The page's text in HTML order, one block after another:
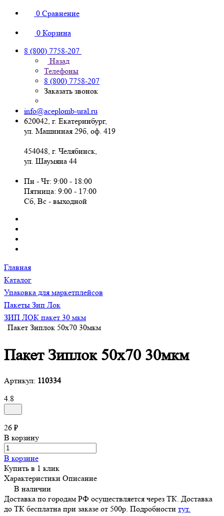
0 Сравнение
0 Корзина
8 (800) 7758-207
Назад
Телефоны
8 (800) 7758-207
Заказать звонок
info@aceplomb-ural.ru
620042, г. Екатеринбург,
ул. Машинная 29б, оф. 419
454048, г. Челябинск,
ул. Шаумяна 44
Пн - Чт: 9:00 - 18:00
Пятница: 9:00 - 17:00
Сб, Вc - выходной
Главная
Каталог
Упаковка для маркетплейсов
Пакеты Зип Лок
ЗИП ЛОК пакет 30 мкм
Пакет Зиплок 50х70 30мкм
Пакет Зиплок 50х70 30мкм
Артикул: 110334
4.8
26 ₽
В корзину
В корзине
Купить в 1 клик
Характеристики Описание
В наличии
Доставка по городам РФ осуществляется через ТК. Доставка
до ТК бесплатна при заказе от 500р. Подробности тут.